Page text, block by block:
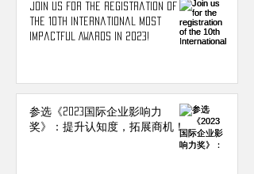
Join us for the registration of
the 10th International Most
Impactful Awards in 2023!
参选《2023国际企业影响力
奖》：提升认知度，拓展商机！